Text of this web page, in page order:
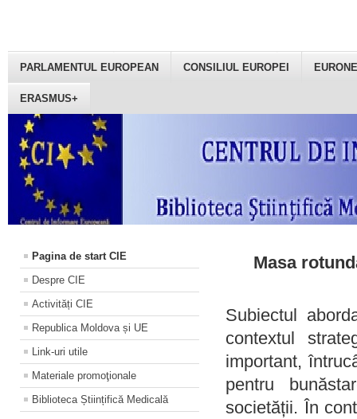
PARLAMENTUL EUROPEAN CONSILIUL EUROPEI
ERASMUS+
Pagina de start CIE
Despre CIE
Activități CIE
Republica Moldova și UE
Link-uri utile
Materiale promoţionale
Biblioteca Științifică Medicală
Masa
Subiectul
contextul
important,
pentru
societății. În